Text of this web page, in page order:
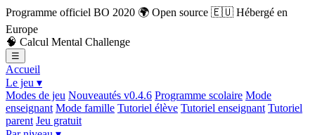
Programme officiel BO 2020 🌍 Open source 🇪🇺 Hébergé en
Europe
🧠 Calcul Mental Challenge
☰
Accueil
Le jeu ▾
Modes de jeu Nouveautés v0.4.6 Programme scolaire Mode
enseignant Mode famille Tutoriel élève Tutoriel enseignant Tutoriel
parent Jeu gratuit